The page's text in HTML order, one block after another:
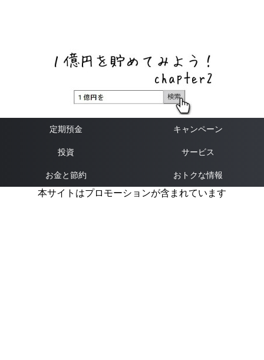
定期預金 キャンペーン
投資 サービス
お金と節約 おトクな情報
本サイトはプロモーションが含まれています